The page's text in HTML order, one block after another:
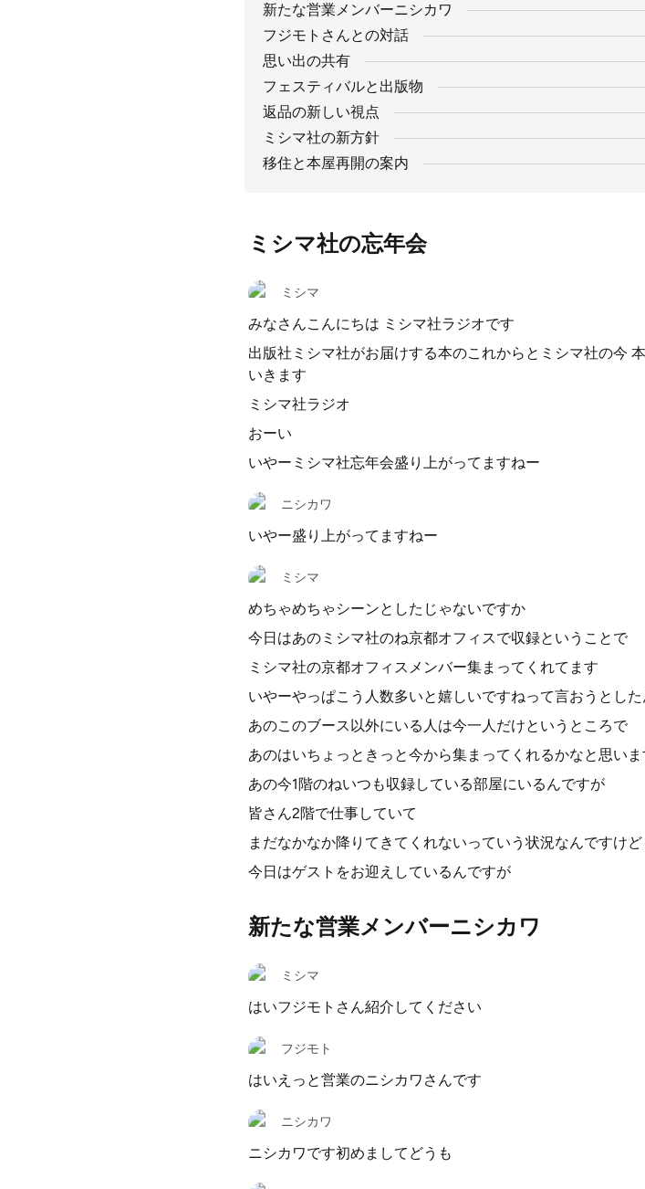
新たな営業メンバーニシカワ
フジモトさんとの対話
思い出の共有
フェスティバルと出版物
返品の新しい視点
ミシマ社の新方針
移住と本屋再開の案内
ミシマ社の忘年会
ミシマ
みなさんこんにちは ミシマ社ラジオです
出版社ミシマ社がお届けする本のこれからとミシマ社の今
いきます
ミシマ社ラジオ
おーい
いやーミシマ社忘年会盛り上がってますねー
ニシカワ
いやー盛り上がってますねー
ミシマ
めちゃめちゃシーンとしたじゃないですか
今日はあのミシマ社のね京都オフィスで収録ということで
ミシマ社の京都オフィスメンバー集まってくれてます
いやーやっぱこう人数多いと嬉しいですねって言おうとし
あのこのブース以外にいる人は今一人だけというところで
あのはいちょっときっと今から集まってくれるかなと思いま
あの今1階のねいつも収録している部屋にいるんですが
皆さん2階で仕事していて
まだなかなか降りてきてくれないっていう状況なんですけど
今日はゲストをお迎えしているんですが
新たな営業メンバーニシカワ
ミシマ
はいフジモトさん紹介してください
フジモト
はいえっと営業のニシカワさんです
ニシカワ
ニシカワです初めましてどうも